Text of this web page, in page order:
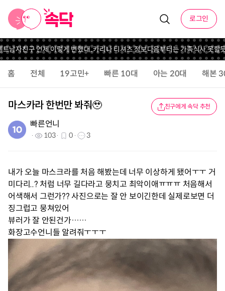
로그인
남자친구 언제 이렇게 변했대..카리나 티셔츠 정보다음부터는 가족식사 못할듯집
홈 전체 19고민+ 빠른 10대 아는 20대 해본
마스카라 한번만 봐줘🥹 친구에게 속닥 추천
빠른언니
103 0 3
내가 오늘 마스크라를 처음 해봤는데 너무 이상하게 됐어ㅜㅜ 거
미다리..? 처럼 너무 길다라고 뭉치고 최악이애ㅠㅠㅠ 처음해서
어색해서 그런가?? 사진으로는 잘 안 보이긴한데 실제로보면 더
징그럽고 뭉쳐있어
뷰러가 잘 안된건가……
화장고수언니들 알려줘ㅜㅜㅜ